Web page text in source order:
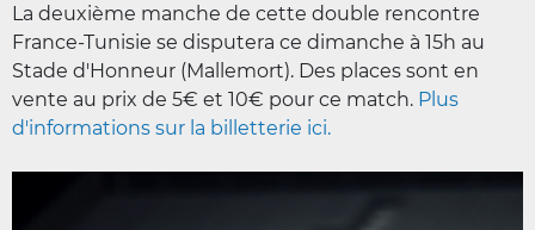
La deuxième manche de cette double rencontre
France-Tunisie se disputera ce dimanche à 15h au
Stade d'Honneur (Mallemort). Des places sont en
vente au prix de 5€ et 10€ pour ce match. Plus
d'informations sur la billetterie ici.